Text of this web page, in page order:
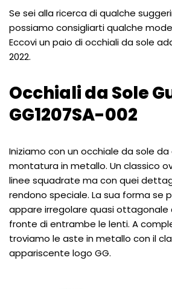
Se sei alla ricerca di qualche
possiamo consigliarti qualche
Eccovi un paio di occhiali da sole
2022.
Occhiali da Sole
GG1207SA-002
Iniziamo con un occhiale da sole
montatura in metallo. Un classico
linee squadrate ma con quei
rendono speciale. La sua forma se
appare irregolare quasi ottagonale
fronte di entrambe le lenti. A
troviamo le aste in metallo con il
appariscente logo GG.